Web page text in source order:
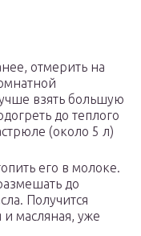
отмерить на
взять большую
до теплого
(около 5 л)
его в молоке.
до
Получится
и масляная, уже